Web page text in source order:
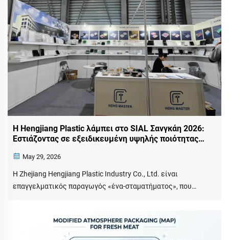
Η Hengjiang Plastic λάμπει στο SIAL Σανγκάη 2026:
Εστιάζοντας σε εξειδικευμένη υψηλής ποιότητας
May 29, 2026
Η Zhejiang Hengjiang Plastic Industry Co., Ltd. είναι
επαγγελματικός παραγωγός «ένα-σταματήματος», που
στην ανάπτυξη λύσεων συσκευασίας για φρέσκα τρόφιμα,
αρτοποιία και προετοιμασμένα γεύματα, διαθέτουμε...